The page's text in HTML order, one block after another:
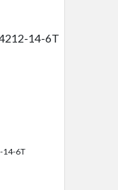
14-6T